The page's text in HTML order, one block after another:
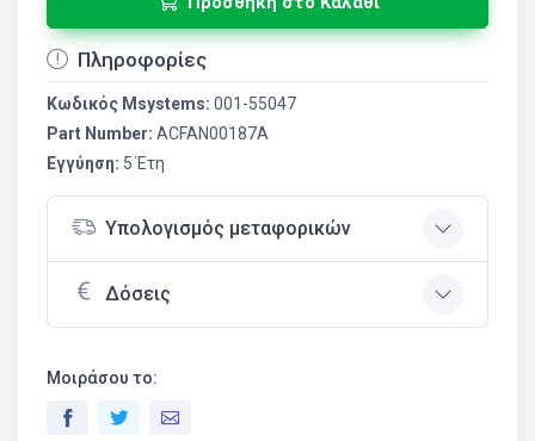
Πληροφορίες
Κωδικός Msystems: 001-55047
Part Number: ACFAN00187A
Εγγύηση: 5 Έτη
Υπολογισμός μεταφορικών
Δόσεις
Μοιράσου το: